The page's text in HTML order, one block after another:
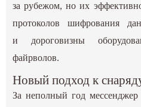
за рубежом, но их
протоколов шифрования
и дороговизны
файрволов.
Новый подход к
За неполный год